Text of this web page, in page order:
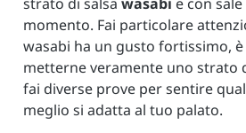
momento. Fai particolare
wasabi ha un gusto fortissimo,
metterne veramente uno strato
fai diverse prove per sentire
meglio si adatta al tuo palato.